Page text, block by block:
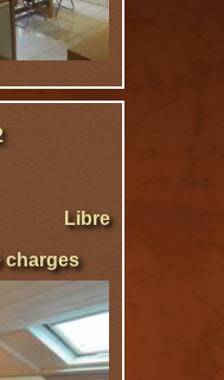
Libre
charges